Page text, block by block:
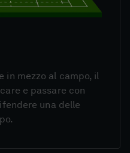
in mezzo al campo, il
e passare con
una delle